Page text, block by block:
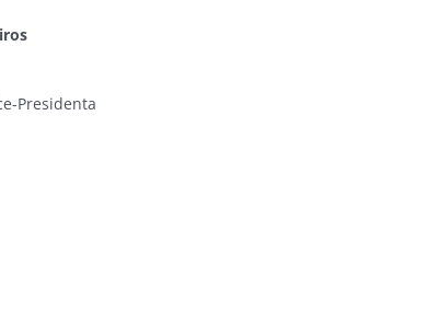
Presidenta